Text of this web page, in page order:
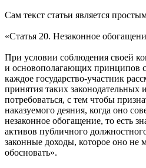
Сам текст статьи является
«Статья 20. Незаконное
При условии соблюдения своей
и основополагающих принципов
каждое государство-участник
принятия таких законодательных
потребоваться, с тем чтобы
наказуемого деяния, когда оно
незаконное обогащение, то есть
активов публичного
законные доходы, которое оно не
обосновать».